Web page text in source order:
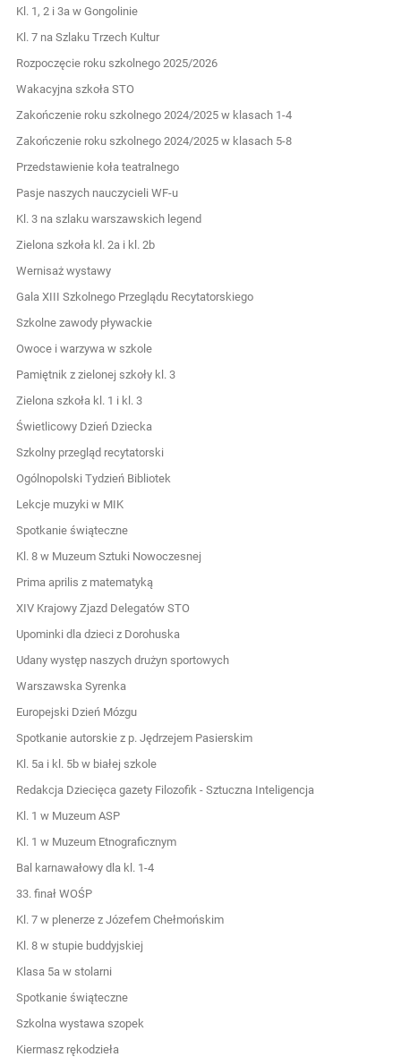
Kl. 1, 2 i 3a w Gongolinie
Kl. 7 na Szlaku Trzech Kultur
Rozpoczęcie roku szkolnego 2025/2026
Wakacyjna szkoła STO
Zakończenie roku szkolnego 2024/2025 w klasach 1-4
Zakończenie roku szkolnego 2024/2025 w klasach 5-8
Przedstawienie koła teatralnego
Pasje naszych nauczycieli WF-u
Kl. 3 na szlaku warszawskich legend
Zielona szkoła kl. 2a i kl. 2b
Wernisaż wystawy
Gala XIII Szkolnego Przeglądu Recytatorskiego
Szkolne zawody pływackie
Owoce i warzywa w szkole
Pamiętnik z zielonej szkoły kl. 3
Zielona szkoła kl. 1 i kl. 3
Świetlicowy Dzień Dziecka
Szkolny przegląd recytatorski
Ogólnopolski Tydzień Bibliotek
Lekcje muzyki w MIK
Spotkanie świąteczne
Kl. 8 w Muzeum Sztuki Nowoczesnej
Prima aprilis z matematyką
XIV Krajowy Zjazd Delegatów STO
Upominki dla dzieci z Dorohuska
Udany występ naszych drużyn sportowych
Warszawska Syrenka
Europejski Dzień Mózgu
Spotkanie autorskie z p. Jędrzejem Pasierskim
Kl. 5a i kl. 5b w białej szkole
Redakcja Dziecięca gazety Filozofik - Sztuczna Inteligencja
Kl. 1 w Muzeum ASP
Kl. 1 w Muzeum Etnograficznym
Bal karnawałowy dla kl. 1-4
33. finał WOŚP
Kl. 7 w plenerze z Józefem Chełmońskim
Kl. 8 w stupie buddyjskiej
Klasa 5a w stolarni
Spotkanie świąteczne
Szkolna wystawa szopek
Kiermasz rękodzieła